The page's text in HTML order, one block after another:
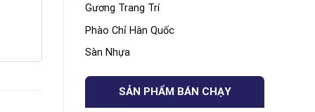
Gương Trang Trí
Phào Chỉ Hàn Quốc
Sàn Nhựa
SẢN PHẨM BÁN CHẠY